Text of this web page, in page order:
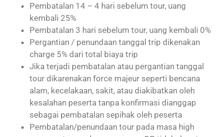
Pembatalan 14 – 4 hari sebelum tour, uang
kembali 25%
Pembatalan 3 hari sebelum tour, uang kembali 0%
Pergantian / penundaan tanggal trip dikenakan
charge 5% dari total biaya trip
Jika terjadi pembatalan atau pergantian tanggal
tour dikarenakan force majeur seperti bencana
alam, kecelakaan, sakit, atau diakibatkan oleh
kesalahan peserta tanpa konfirmasi dianggap
sebagai pembatalan sepihak oleh peserta
Pembatalan/penundaan tour pada masa high